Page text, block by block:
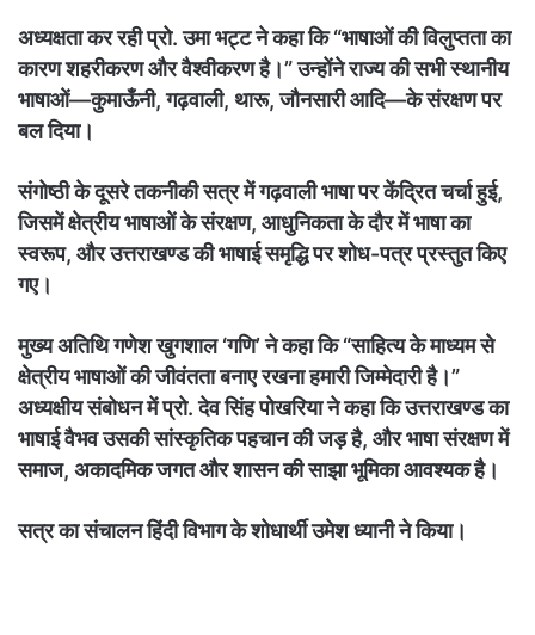
अध्यक्षता कर रही प्रो. उमा भट्ट ने कहा कि “भाषाओं की विलुप्तता का
कारण शहरीकरण और वैश्वीकरण है।” उन्होंने राज्य की सभी स्थानीय
भाषाओं—कुमाऊँनी, गढ़वाली, थारू, जौनसारी आदि—के संरक्षण पर
बल दिया।
संगोष्ठी के दूसरे तकनीकी सत्र में गढ़वाली भाषा पर केंद्रित चर्चा हुई,
जिसमें क्षेत्रीय भाषाओं के संरक्षण, आधुनिकता के दौर में भाषा का
स्वरूप, और उत्तराखण्ड की भाषाई समृद्धि पर शोध-पत्र प्रस्तुत किए
गए।
मुख्य अतिथि गणेश खुगशाल ‘गणि’ ने कहा कि “साहित्य के माध्यम से
क्षेत्रीय भाषाओं की जीवंतता बनाए रखना हमारी जिम्मेदारी है।”
अध्यक्षीय संबोधन में प्रो. देव सिंह पोखरिया ने कहा कि उत्तराखण्ड का
भाषाई वैभव उसकी सांस्कृतिक पहचान की जड़ है, और भाषा संरक्षण में
समाज, अकादमिक जगत और शासन की साझा भूमिका आवश्यक है।
सत्र का संचालन हिंदी विभाग के शोधार्थी उमेश ध्यानी ने किया।